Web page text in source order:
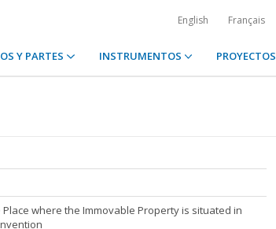
English Français
Y PARTES INSTRUMENTOS PROYECTOS
where the Immovable Property is situated in